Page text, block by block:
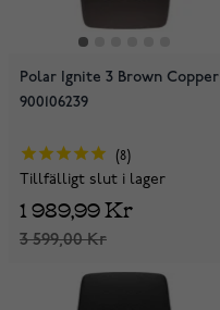
Polar Ignite 3 Brown Copper
900106239
8
Tillfälligt slut i lager
3 599,00 Kr
1 989,99 Kr